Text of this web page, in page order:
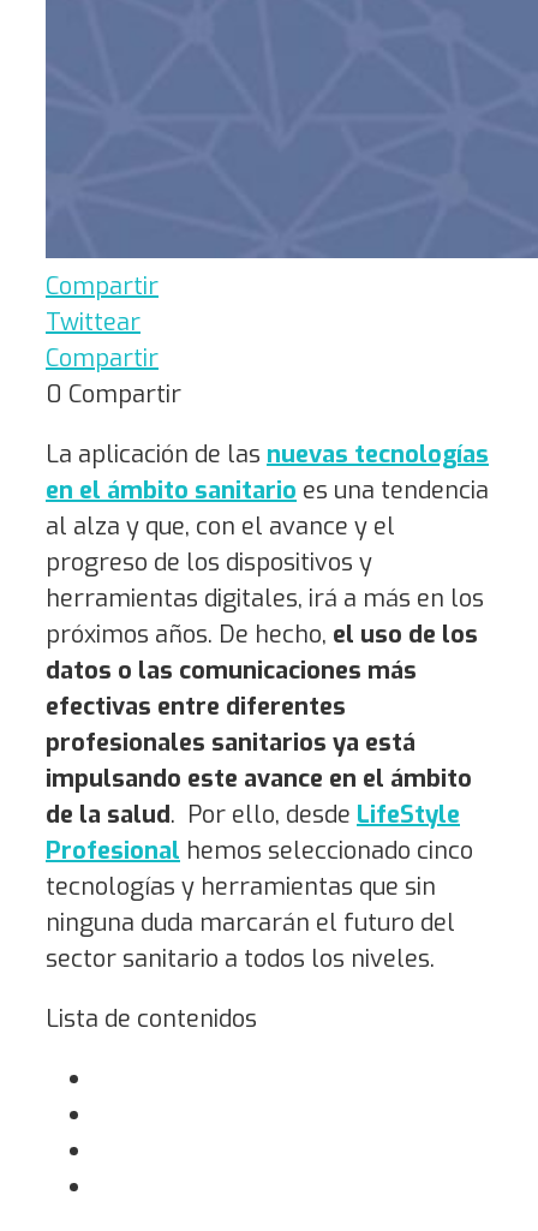
Compartir
Twittear
Compartir
0 Compartir
La aplicación de las nuevas tecnologías
en el ámbito sanitario es una tendencia
al alza y que, con el avance y el
progreso de los dispositivos y
herramientas digitales, irá a más en los
próximos años. De hecho, el uso de los
datos o las comunicaciones más
efectivas entre diferentes
profesionales sanitarios ya está
impulsando este avance en el ámbito
de la salud. Por ello, desde LifeStyle
Profesional hemos seleccionado cinco
tecnologías y herramientas que sin
ninguna duda marcarán el futuro del
sector sanitario a todos los niveles.
Lista de contenidos